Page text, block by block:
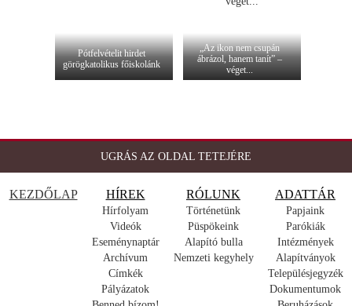
Pótfelvételit hirdet
görögkatolikus főiskolánk
„Az ikon nem csupán
ábrázol, hanem tanít” –
véget...
UGRÁS AZ OLDAL TETEJÉRE
KEZDŐLAP HÍREK
Hírfolyam
Videók
Eseménynaptár
Archívum
Címkék
Pályázatok
RÓLUNK
Történetünk
Püspökeink
Alapító bulla
Nemzeti kegyhely
ADATTÁR
Papjaink
Parókiák
Intézmények
Alapítványok
Településjegyzék
Dokumentumok